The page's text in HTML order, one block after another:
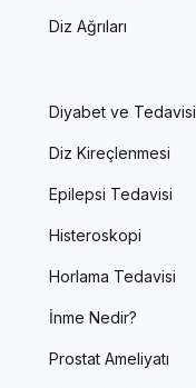
Diz Ağrıları
Diyabet ve Tedavisi
Diz Kireçlenmesi
Epilepsi Tedavisi
Histeroskopi
Horlama Tedavisi
İnme Nedir?
Prostat Ameliyatı